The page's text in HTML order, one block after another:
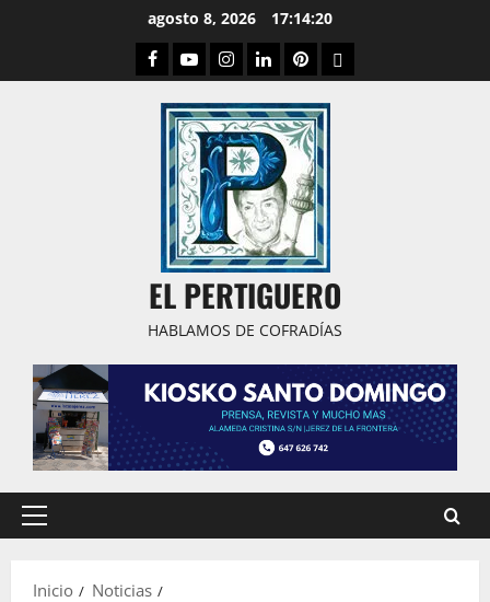
agosto 8, 2026 17:14:22
Facebook
YoutubeInstagram
LinkedPinterestDribbble
EL PERTIGUERO
HABLAMOS DE COFRADÍAS
Menú
Inicio
Noticias